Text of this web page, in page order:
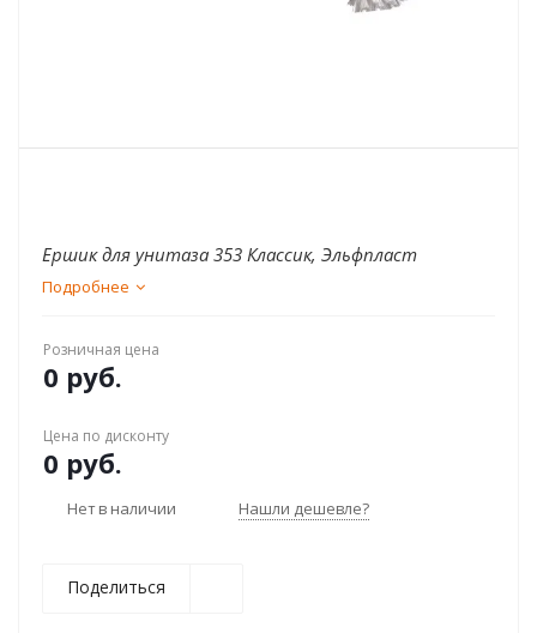
Ершик для унитаза 353 Классик, Эльфпласт
Подробнее
Розничная цена
0 руб.
Цена по дисконту
0 руб.
Нет в наличии Нашли дешевле?
Поделиться